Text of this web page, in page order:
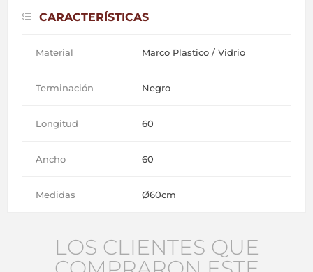
CARACTERÍSTICAS
Material Marco Plastico / Vidrio
Terminación Negro
Longitud 60
Ancho 60
Medidas Ø60cm
LOS CLIENTES QUE